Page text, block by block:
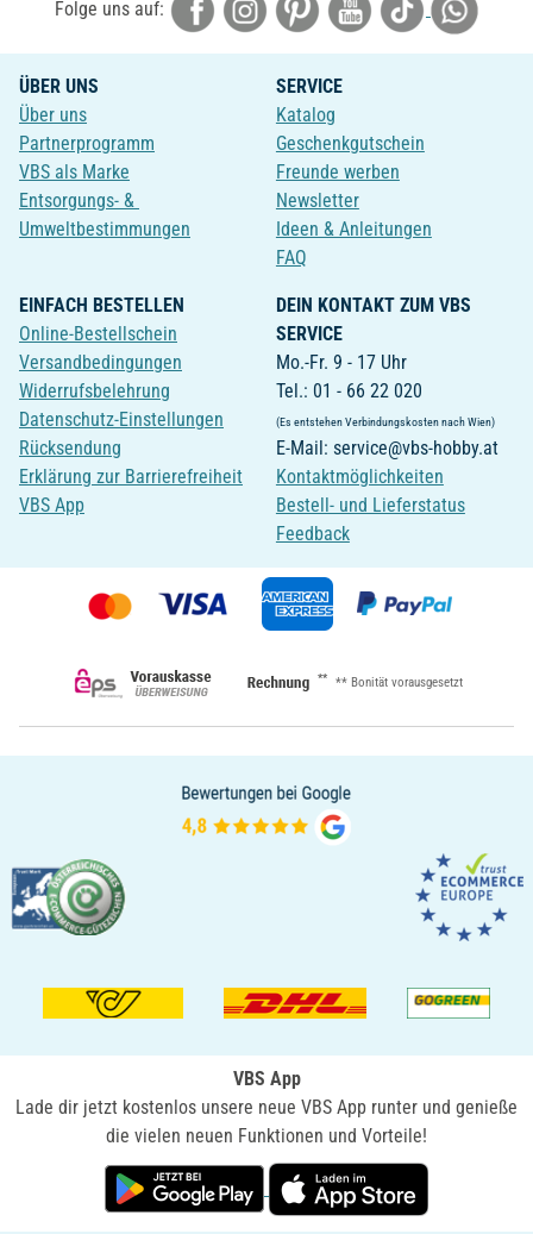
Folge uns auf:
ÜBER UNS
Über uns
Partnerprogramm
VBS als Marke
Entsorgungs- &
Umweltbestimmungen
SERVICE
Katalog
Geschenkgutschein
Freunde werben
Newsletter
Ideen & Anleitungen
FAQ
EINFACH BESTELLEN
Online-Bestellschein
Versandbedingungen
Widerrufsbelehrung
Datenschutz-Einstellungen
Rücksendung
Erklärung zur Barrierefreiheit
VBS App
DEIN KONTAKT ZUM VBS
SERVICE
Mo.-Fr. 9 - 17 Uhr
Tel.: 01 - 66 22 020
(Es entstehen Verbindungskosten nach Wien)
E-Mail: service@vbs-hobby.at
Kontaktmöglichkeiten
Bestell- und Lieferstatus
Feedback
** ** Bonität vorausgesetzt
VBS App
Lade dir jetzt kostenlos unsere neue VBS App runter und genieße
die vielen neuen Funktionen und Vorteile!